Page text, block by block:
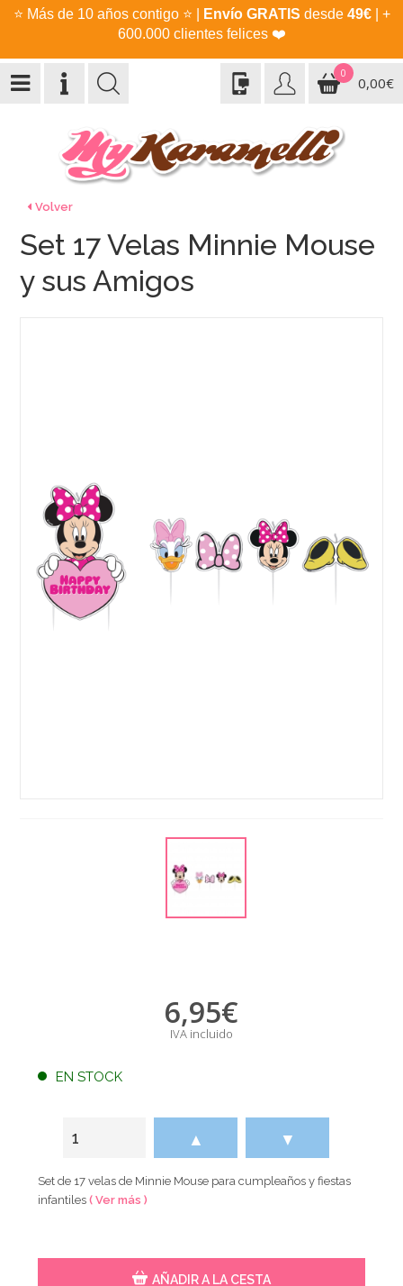
⭐ Más de 10 años contigo ⭐ Envío GRATIS desde 49€| +
600.000 clientes felices ❤️
0
0,00€
Volver
Set 17 Velas Minnie Mouse
y sus Amigos
6,95€
IVA incluido
EN STOCK
▲ ▼
Set de 17 velas de Minnie Mouse para cumpleaños y fiestas
infantiles( Ver más )
AÑADIR A LA CESTA